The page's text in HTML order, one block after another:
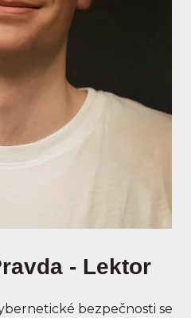
- Lektor
bezpečnosti se